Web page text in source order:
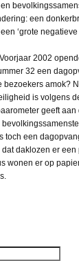
een
‘grote negatieve
2002
32 een
bezoekers amok?
is volgens
geeft aan
toch een
daklozen er een
wonen er op